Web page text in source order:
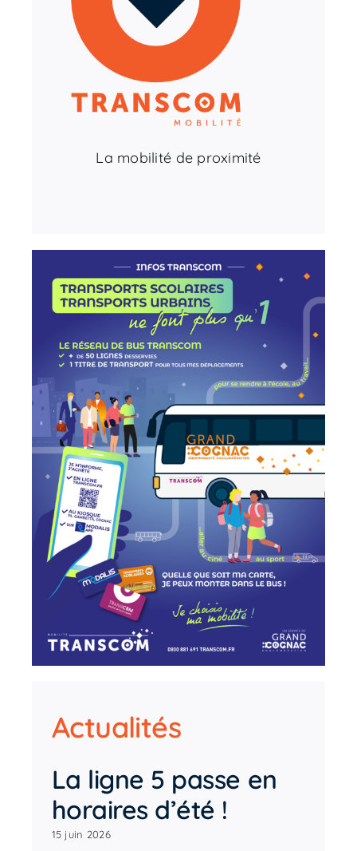
La mobilité de proximité
Actualités
La ligne 5 passe en
horaires d’été !
15 juin 2026